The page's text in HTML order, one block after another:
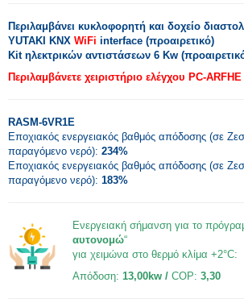
Περιλαμβάνει κυκλοφορητή και δοχείο
YUTAKI KNX WiFi interface (προαιρετικό)
Kit ηλεκτρικών αντιστάσεων 6 Kw
Περιλαμβάνετε χειριστήριο ελέγχου PC-
RASM-6VR1E
Εποχιακός ενεργειακός βαθμός απόδοσης (σε
παραγόμενο νερό): 234%
Εποχιακός ενεργειακός βαθμός απόδοσης (σε
παραγόμενο νερό): 183%
Ενεργειακή σήμανση για το
αυτονομώ“
για χειμώνα στο θερμό κλίμα +2°C:
Απόδοση: 13,00kw / COP: 3,30